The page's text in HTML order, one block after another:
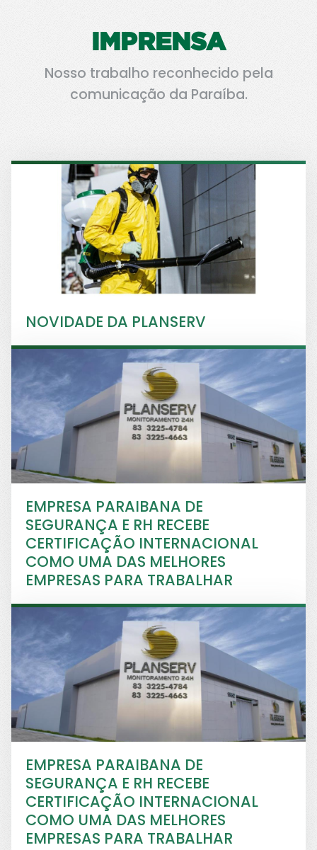
IMPRENSA
Nosso trabalho reconhecido pela
comunicação da Paraíba.
NOVIDADE DA PLANSERV
EMPRESA PARAIBANA DE
SEGURANÇA E RH RECEBE
CERTIFICAÇÃO INTERNACIONAL
COMO UMA DAS MELHORES
EMPRESAS PARA TRABALHAR
EMPRESA PARAIBANA DE
SEGURANÇA E RH RECEBE
CERTIFICAÇÃO INTERNACIONAL
COMO UMA DAS MELHORES
EMPRESAS PARA TRABALHAR